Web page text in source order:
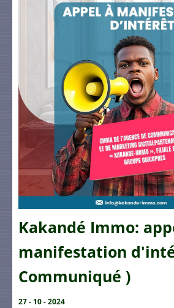
Kakandé Immo:
manifestation
Communiqué )
27 - 10 - 2024